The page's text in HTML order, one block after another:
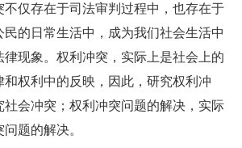
不仅存在于司法审判过程中，也存在于
的日常生活中，成为我们社会生活中
律现象。权利冲突，实际上是社会上的
权利中的反映，因此，研究权利冲
社会冲突；权利冲突问题的解决，实际
题的解决。